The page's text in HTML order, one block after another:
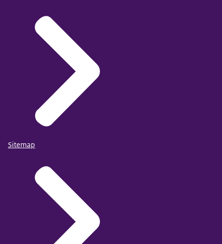
Sitemap